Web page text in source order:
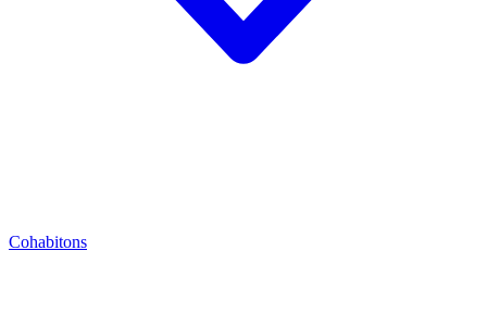
Cohabitons